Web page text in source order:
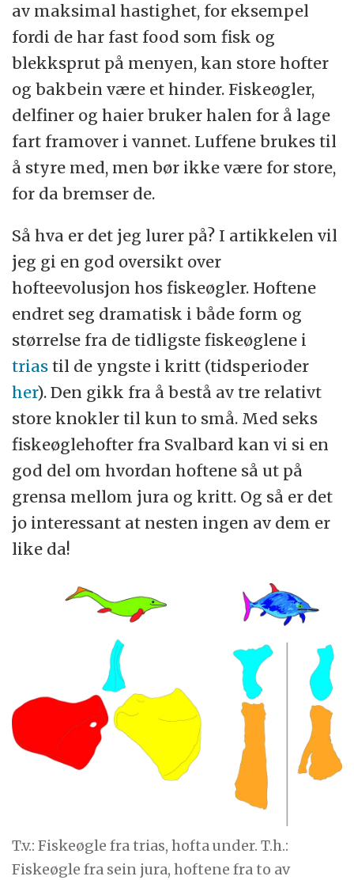
av maksimal hastighet, for eksempel
fordi de har fast food som fisk og
blekksprut på menyen, kan store hofter
og bakbein være et hinder. Fiskeøgler,
delfiner og haier bruker halen for å lage
fart framover i vannet. Luffene brukes til
å styre med, men bør ikke være for store,
for da bremser de.
Så hva er det jeg lurer på? I artikkelen vil
jeg gi en god oversikt over
hofteevolusjon hos fiskeøgler. Hoftene
endret seg dramatisk i både form og
størrelse fra de tidligste fiskeøglene i
triastil de yngste i kritt (tidsperioder
her). Den gikk fra å bestå av tre relativt
store knokler til kun to små. Med seks
fiskeøglehofter fra Svalbard kan vi si en
god del om hvordan hoftene så ut på
grensa mellom jura og kritt. Og så er det
jo interessant at nesten ingen av dem er
like da!
T.v.: Fiskeøgle fra trias, hofta under. T.h.:
Fiskeøgle fra sein jura, hoftene fra to av